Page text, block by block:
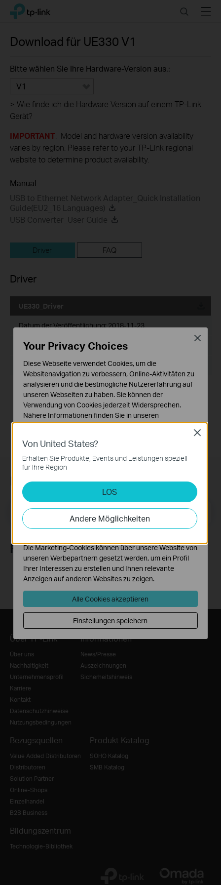
Click
navigation
TP-Link, Reliably Smart SearchMenu
Download für UE330 V1
Bitte wählen Sie Ihre Hardware-Version aus.:
V1
> Wie finde ich die Hardware Version auf einem TP-Link
Gerät?
IMPORTANT: Model and hardware version availability
varies by region. Please refer to your TP-Link regional
website to determine product availability.
Manual
USB to Ethernet Network Adapter_Quick Installation
Guide(EU2_16 Languages)
USB Converter_User Guide
Driver FAQ
Driver
UE330_Driver
Datum der Veröffentlichung: 2018-11-23
Sprache: Englisch
Dateigröße:N/A
Generally, UE330 supports plug-and-play. If your product is
not plug-and-play or cannot work well, please update the
latest version of the driver.
If you have further questions, please contact us
Newsletter abonnieren
E-Mail-Adresse Registrieren
Folge uns
Über TP-Link
Über uns
Nachhaltigkeit
Unternehmensprofil
Karriere
Kontakt
Datenschutzhinweise
Nutzungsbedingungen
Informationen
News/Presse
Auszeichnungen
Sicherheitshinweis
Bezugsquellen
Value Added Distributoren
Distributoren
Solution Partner
Online-Shops
Einzelhandel
B2B Business
Produkt Katalog
SOHO Katalog
SMB Katalog
Bildungszentrum
Technologie-Bibliothek
Von United States?
Erhalten Sie Produkte, Events und Leistungen speziell
für Ihre Region
LOS
Andere Möglichkeiten
Close
Your Privacy Choices
Diese Webseite verwendet Cookies, um die
Websitenavigation zu verbessern, Online-Aktivitäten zu
analysieren und die bestmögliche Nutzererfahrung auf
unseren Webseiten zu haben. Sie können der
Verwendung von Cookies jederzeit Widersprechen.
Nähere Informationen finden Sie in unseren
Datenschutzhinweisen.
Notwendige Cookies
erforderlich und können in Ihren Systemen nicht
Analyse- und Marketing-Cookies
Analyse-Cookies ermöglichen es uns, Ihre Aktivitäten
auf unserer Website zu analysieren, um die
Funktionsweise unserer Website zu verbessern und
Die Marketing-Cookies können über unsere Website von
unseren Werbepartnern gesetzt werden, um ein Profil
Ihrer Interessen zu erstellen und Ihnen relevante
Anzeigen auf anderen Websites zu zeigen.
Alle Cookies akzeptieren
Einstellungen speichern
Close